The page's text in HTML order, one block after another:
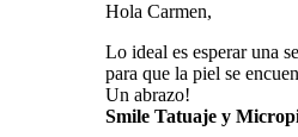
Hola Carmen,
Lo ideal es esperar una
para que la piel se
Un abrazo!
Smile Tatuaje y